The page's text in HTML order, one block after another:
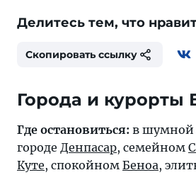
Делитесь тем, что
Скопировать ссылку
Города и курорты
Где остановиться: в шумной
городе Денпасар, семейном
Куте, спокойном Беноа,